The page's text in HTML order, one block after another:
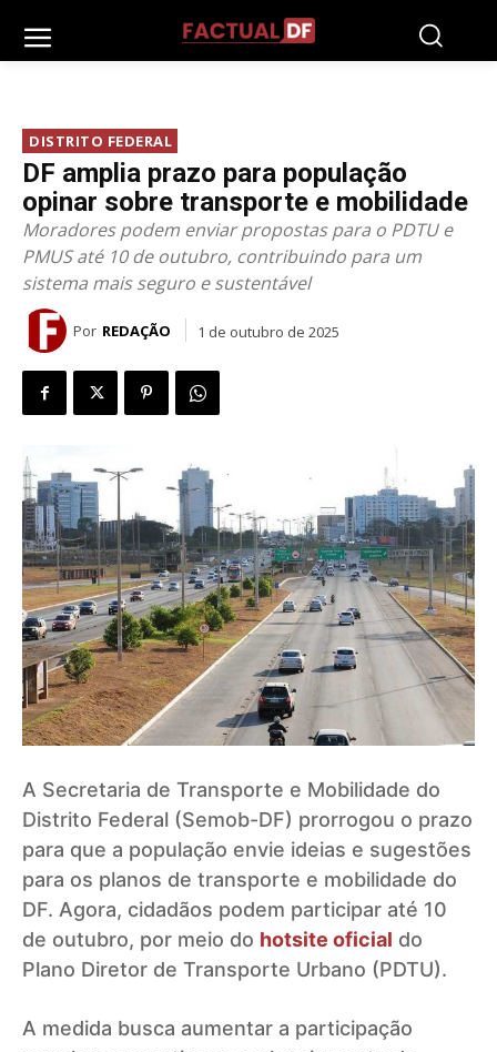
DISTRITO FEDERAL
DF amplia prazo para população
opinar sobre transporte e mobilidade
Moradores podem enviar propostas para o PDTU e
PMUS até 10 de outubro, contribuindo para um
sistema mais seguro e sustentável
Por REDAÇÃO 1 de outubro de 2025
A Secretaria de Transporte e Mobilidade do
Distrito Federal (Semob-DF) prorrogou o prazo
para que a população envie ideias e sugestões
para os planos de transporte e mobilidade do
DF. Agora, cidadãos podem participar até 10
de outubro, por meio do hotsite oficial do
Plano Diretor de Transporte Urbano (PDTU).
A medida busca aumentar a participação